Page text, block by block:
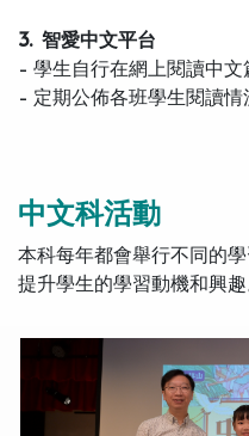
3. 智愛中文平台
- 學生自行在網上閱讀中文
- 定期公佈各班學生閱讀情
中文科活動
本科每年都會舉行不同的
提升學生的學習動機和興趣